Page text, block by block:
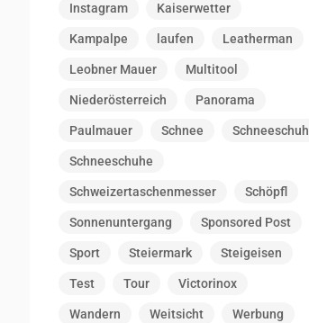
Instagram Kaiserwetter
Kampalpe laufen Leatherman
Leobner Mauer Multitool
Niederösterreich Panorama
Paulmauer Schnee Schneeschuh
Schneeschuhe
Schweizertaschenmesser Schöpfl
Sonnenuntergang Sponsored Post
Sport Steiermark Steigeisen
Test Tour Victorinox
Wandern Weitsicht Werbung